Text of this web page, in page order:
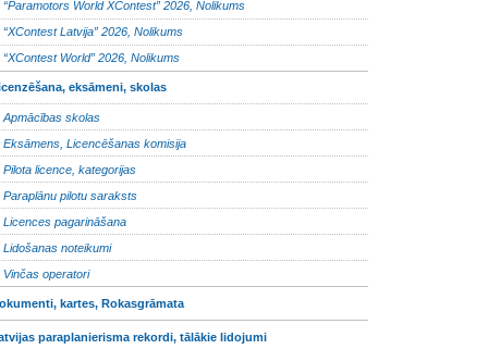
“Paramotors World XContest” 2026, Nolikums
“XContest Latvija” 2026, Nolikums
“XContest World” 2026, Nolikums
eksāmeni, skolas
Apmācības skolas
Eksāmens, Licencēšanas komisija
Pilota licence, kategorijas
Paraplānu pilotu saraksts
Licences pagarināšana
Lidošanas noteikumi
Vinčas operatori
kartes, Rokasgrāmata
paraplanierisma rekordi, tālākie lidojumi